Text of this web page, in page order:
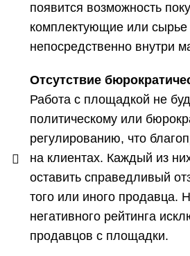
появится возможность
комплектующие или сырье
непосредственно внутри
Отсутствие
Работа с площадкой не
политическому или
регулированию, что
на клиентах. Каждый из
оставить справедливый
того или иного продавца.
негативного рейтинга
продавцов с площадки.